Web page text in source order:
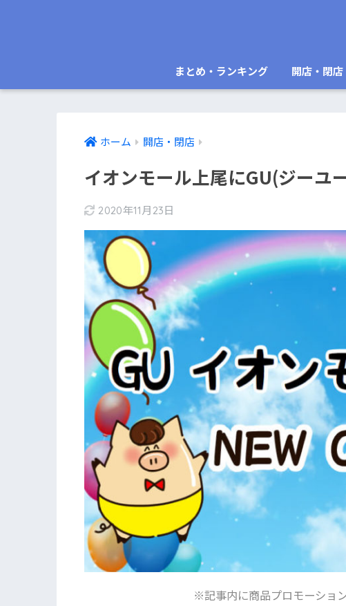
まとめ・ランキング 開店・閉店
ホーム 開店・閉店
イオンモール上尾にGU(ジーユ
2020年11月23日
※記事内に商品プロモーショ